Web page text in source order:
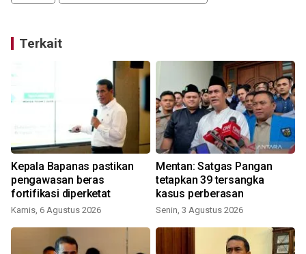
Terkait
Kepala Bapanas pastikan
pengawasan beras
fortifikasi diperketat
Kamis, 6 Agustus 2026
Mentan: Satgas Pangan
tetapkan 39 tersangka
kasus perberasan
Senin, 3 Agustus 2026